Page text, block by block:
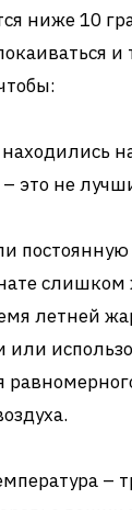
ниже 10
и
это не
постоянную
слишком
летней
или
–